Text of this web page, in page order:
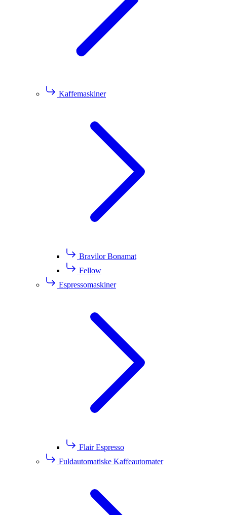
Kaffemaskiner
Bravilor Bonamat
Fellow
Espressomaskiner
Flair Espresso
Fuldautomatiske Kaffeautomater